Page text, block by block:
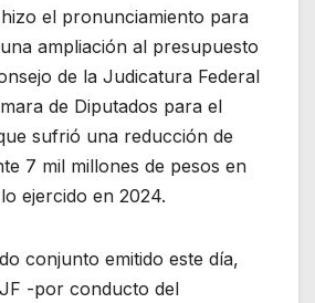
el pronunciamiento para
ampliación al presupuesto
de la Judicatura Federal
de Diputados para el
sufrió una reducción de
7 mil millones de pesos en
ejercido en 2024.
conjunto emitido este día,
-por conducto del